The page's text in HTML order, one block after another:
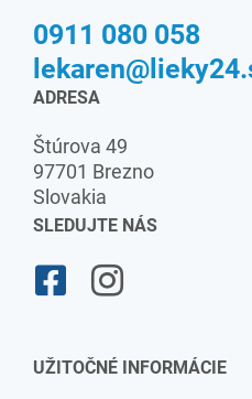
0911 080 058
ADRESA
Štúrova 49
97701 Brezno
Slovakia
SLEDUJTE NÁS
UŽITOČNÉ INFORMÁCIE